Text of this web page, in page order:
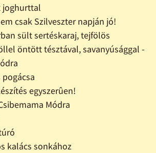
joghurttal
csak Szilveszter napján jó!
sült sertéskaraj, tejfölös
öntött tésztával, savanyúsággal -
egyszerûen!
Módra
kalács sonkához